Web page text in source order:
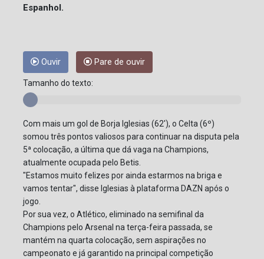
Espanhol.
Ouvir Pare de ouvir
Tamanho do texto:
Com mais um gol de Borja Iglesias (62'), o Celta (6º)
somou três pontos valiosos para continuar na disputa pela
5ª colocação, a última que dá vaga na Champions,
atualmente ocupada pelo Betis.
"Estamos muito felizes por ainda estarmos na briga e
vamos tentar", disse Iglesias à plataforma DAZN após o
jogo.
Por sua vez, o Atlético, eliminado na semifinal da
Champions pelo Arsenal na terça-feira passada, se
mantém na quarta colocação, sem aspirações no
campeonato e já garantido na principal competição